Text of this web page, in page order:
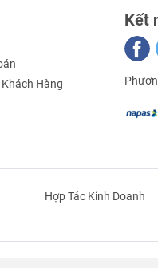
Hàng
Kết
Hợp Tác Kinh Doanh